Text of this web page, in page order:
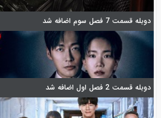
دوبله قسمت 7 فصل سوم اضافه شد
دوبله قسمت 2 فصل اول اضافه شد